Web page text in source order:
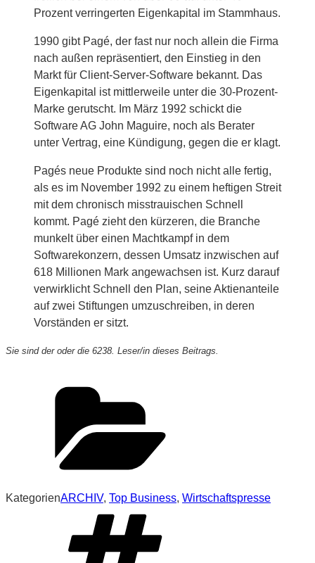
Prozent verringerten Eigenkapital im Stammhaus.
1990 gibt Pagé, der fast nur noch allein die Firma
nach außen repräsentiert, den Einstieg in den
Markt für Client-Server-Software bekannt. Das
Eigenkapital ist mittlerweile unter die 30-Prozent-
Marke gerutscht. Im März 1992 schickt die
Software AG John Maguire, noch als Berater
unter Vertrag, eine Kündigung, gegen die er klagt.
Pagés neue Produkte sind noch nicht alle fertig,
als es im November 1992 zu einem heftigen Streit
mit dem chronisch misstrauischen Schnell
kommt. Pagé zieht den kürzeren, die Branche
munkelt über einen Machtkampf in dem
Softwarekonzern, dessen Umsatz inzwischen auf
618 Millionen Mark angewachsen ist. Kurz darauf
verwirklicht Schnell den Plan, seine Aktienanteile
auf zwei Stiftungen umzuschreiben, in deren
Vorständen er sitzt.
Sie sind der oder die 6238. Leser/in dieses Beitrags.
KategorienARCHIV, Top Business, Wirtschaftspresse